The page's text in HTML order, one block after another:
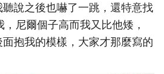
說之後也嚇了一跳，還特意找
尼爾個子高而我又比他矮，
抱我的模樣，大家才那麼寫的